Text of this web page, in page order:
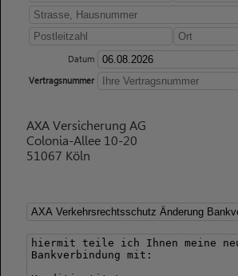
Datum
Vertragsnummer
AXA Versicherung AG
Colonia-Allee 10-20
51067 Köln